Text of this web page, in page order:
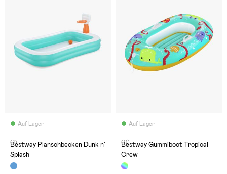
Auf Lager
(1)
Bestway Planschbecken Dunk n'
Splash
Auf Lager
(0)
Bestway Gummiboot Tropical
Crew